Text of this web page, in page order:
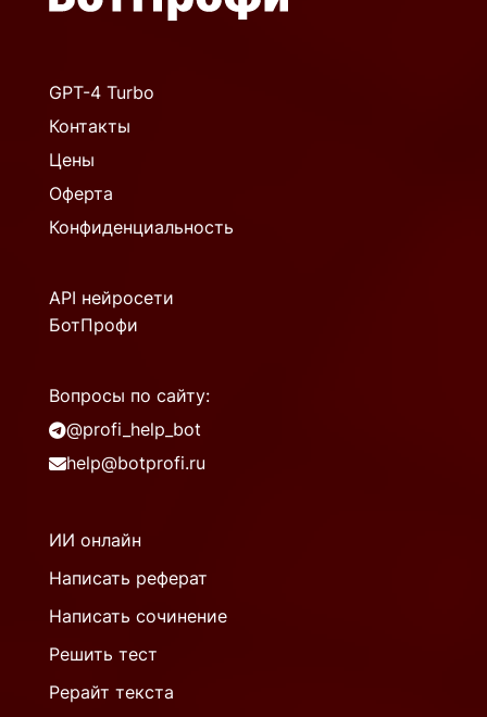
GPT-4 Turbo
Контакты
Цены
Оферта
Конфиденциальность
API нейросети
БотПрофи
Вопросы по сайту:
@profi_help_bot
help@botprofi.ru
ИИ онлайн
Написать реферат
Написать сочинение
Решить тест
Рерайт текста